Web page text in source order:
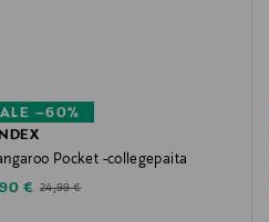
ALE –60%
Pocket -collegepaita
Price
€ Original Price
24,99 €